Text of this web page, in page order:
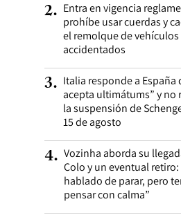
2. Entra en vigencia
prohíbe usar cuerdas y
el remolque de
accidentados
3. Italia responde a España
acepta ultimátums” y no
la suspensión de
15 de agosto
4. Vozinha aborda su
Colo y un eventual retiro:
hablado de parar, pero
pensar con calma”